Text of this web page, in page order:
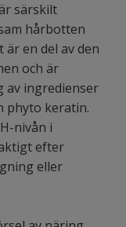
särskilt
hårbotten
en del av den
och är
av ingredienser
phyto keratin.
nivån i
efter
eller